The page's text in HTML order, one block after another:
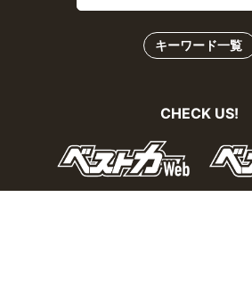
キーワード一覧
CHECK US!